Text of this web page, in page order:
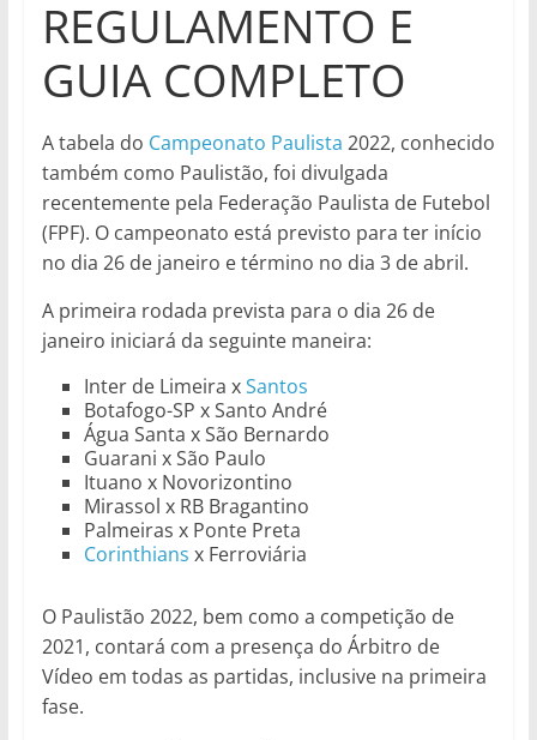
REGULAMENTO E
GUIA COMPLETO
A tabela do Campeonato Paulista 2022, conhecido
também como Paulistão, foi divulgada
recentemente pela Federação Paulista de Futebol
(FPF). O campeonato está previsto para ter início
no dia 26 de janeiro e término no dia 3 de abril.
A primeira rodada prevista para o dia 26 de
janeiro iniciará da seguinte maneira:
Inter de Limeira xSantos
Botafogo-SP x Santo André
Água Santa x São Bernardo
Guarani x São Paulo
Ituano x Novorizontino
Mirassol x RB Bragantino
Palmeiras x Ponte Preta
Corinthians x Ferroviária
O Paulistão 2022, bem como a competição de
2021, contará com a presença do Árbitro de
Vídeo em todas as partidas, inclusive na primeira
fase.